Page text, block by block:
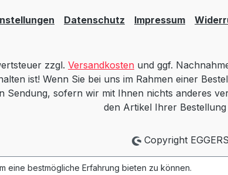
Datenschutz Impressum
zzgl. Versandkosten und ggf.
ist! Wenn Sie bei uns im Rahmen einer
Sendung, sofern wir mit Ihnen nichts anderes
den Artikel Ihrer
Copyright
eine bestmögliche Erfahrung bieten zu können.